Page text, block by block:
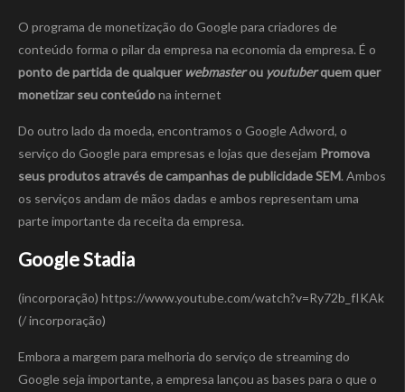
O programa de monetização do Google para criadores de
conteúdo forma o pilar da empresa na economia da empresa. É o
ponto de partida de qualquer webmasterou youtuberquem quer
monetizar seu conteúdona internet
Do outro lado da moeda, encontramos o Google Adword, o
serviço do Google para empresas e lojas que desejam Promova
seus produtos através de campanhas de publicidade SEM. Ambos
os serviços andam de mãos dadas e ambos representam uma
parte importante da receita da empresa.
Google Stadia
(incorporação) https://www.youtube.com/watch?v=Ry72b_fIKAk
(/ incorporação)
Embora a margem para melhoria do serviço de streaming do
Google seja importante, a empresa lançou as bases para o que o